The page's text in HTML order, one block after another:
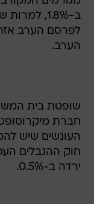
ב-1.8%,
לפרסם הערב
הערב.
שופטת בית
חברת
העונשים שיש
חוק ההגבלים
ירדה ב-0.5%.